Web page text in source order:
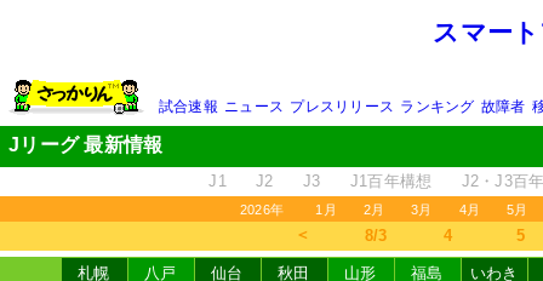
スマー
試合速報 ニュース プレスリリース ランキング 故障者
Jリーグ 最新情報
J1 J2 J3 J1百年構想 J2・J3百
2026年 1月 2月 3月 4月 5月
＜ 8/3 4 5
札幌 八戸 仙台 秋田 山形 福島
いわき